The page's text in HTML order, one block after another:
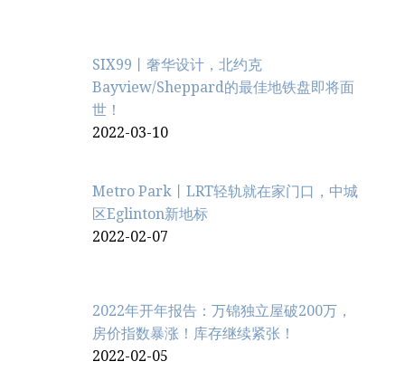
SIX99丨奢华设计，北约克
Bayview/Sheppard的最佳地铁盘即将面
世！
2022-03-10
Metro Park丨LRT轻轨就在家门口，中城
区Eglinton新地标
2022-02-07
2022年开年报告：万锦独立屋破200万，
房价指数暴涨！库存继续紧张！
2022-02-05